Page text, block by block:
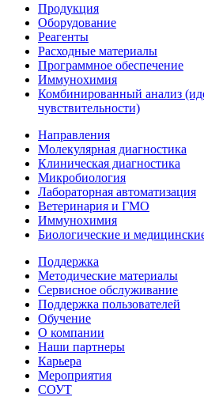
Продукция
Оборудование
Реагенты
Расходные материалы
Программное обеспечение
Иммунохимия
Комбинированный анализ
чувствительности)
Направления
Молекулярная диагностика
Клиническая диагностика
Микробиология
Лабораторная автоматизация
Ветеринария и ГМО
Иммунохимия
Биологические и
Поддержка
Методические материалы
Сервисное обслуживание
Поддержка пользователей
Обучение
О компании
Наши партнеры
Карьера
Мероприятия
СОУТ